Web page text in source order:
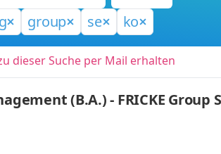
group se ko
dieser Suche per Mail erhalten
(B.A.) - FRICKE Group